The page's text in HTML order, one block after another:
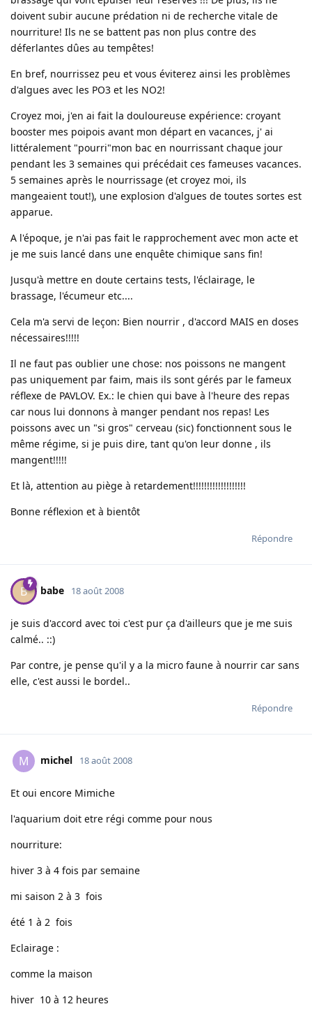
doivent subir aucune prédation ni de recherche vitale de
nourriture! Ils ne se battent pas non plus contre des
déferlantes dûes au tempêtes!
En bref, nourrissez peu et vous éviterez ainsi les problèmes
d'algues avec les PO3 et les NO2!
Croyez moi, j'en ai fait la douloureuse expérience: croyant
booster mes poipois avant mon départ en vacances, j' ai
littéralement "pourri"mon bac en nourrissant chaque jour
pendant les 3 semaines qui précédait ces fameuses vacances.
5 semaines après le nourrissage (et croyez moi, ils
mangeaient tout!), une explosion d'algues de toutes sortes est
apparue.
A l'époque, je n'ai pas fait le rapprochement avec mon acte et
je me suis lancé dans une enquête chimique sans fin!
Jusqu'à mettre en doute certains tests, l'éclairage, le
brassage, l'écumeur etc....
Cela m'a servi de leçon: Bien nourrir , d'accord MAIS en doses
nécessaires!!!!!
Il ne faut pas oublier une chose: nos poissons ne mangent
pas uniquement par faim, mais ils sont gérés par le fameux
réflexe de PAVLOV. Ex.: le chien qui bave à l'heure des repas
car nous lui donnons à manger pendant nos repas! Les
poissons avec un "si gros" cerveau (sic) fonctionnent sous le
même régime, si je puis dire, tant qu'on leur donne , ils
mangent!!!!!
Et là, attention au piège à retardement!!!!!!!!!!!!!!!!!!!
Bonne réflexion et à bientôt
Répondre
B babe 18 août 2008
je suis d'accord avec toi c'est pur ça d'ailleurs que je me suis
calmé.. ::)
Par contre, je pense qu'il y a la micro faune à nourrir car sans
elle, c'est aussi le bordel..
Répondre
M michel 18 août 2008
Et oui encore Mimiche
l'aquarium doit etre régi comme pour nous
nourriture:
hiver 3 à 4 fois par semaine
mi saison 2 à 3 fois
été 1 à 2 fois
Eclairage :
comme la maison
hiver 10 à 12 heures